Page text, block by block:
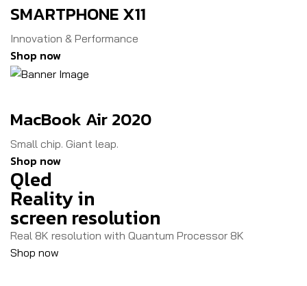
SMARTPHONE X11
Innovation & Performance
Shop now
MacBook Air 2020
Small chip. Giant leap.
Shop now
Qled
Reality in
screen resolution
Real 8K resolution with Quantum Processor 8K
Shop now